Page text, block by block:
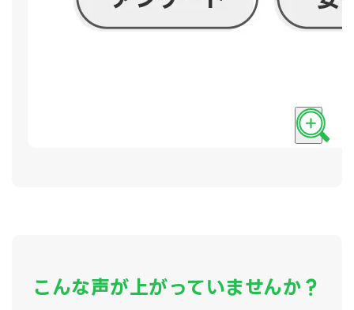
こんな声が上がっていませんか？